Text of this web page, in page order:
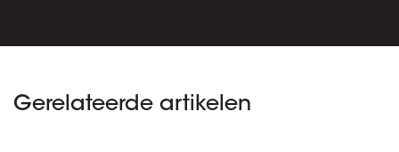
Gerelateerde artikelen